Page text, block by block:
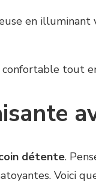
en
tout
détente.
Voici